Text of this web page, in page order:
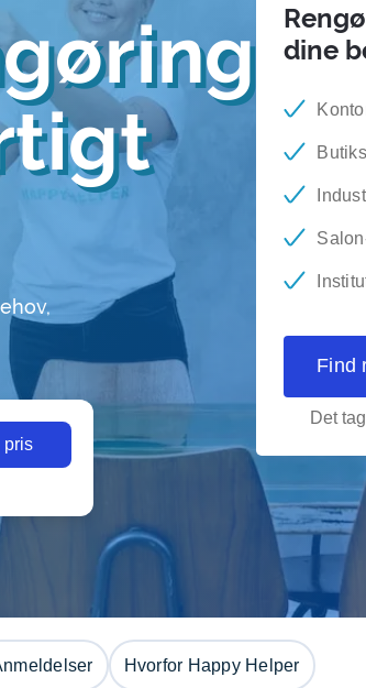
pris
dine
Find
Det
Hvorfor Happy Helper